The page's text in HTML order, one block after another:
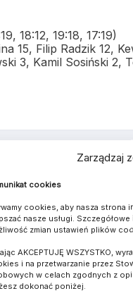
Zarządzaj
cookies
cookies, aby nasza strona
nasze usługi.
zmian ustawień plików
AKCEPTUJĘ WSZYSTKO,
i na przetwarzanie przez
w celach zgodnych z
dokonać poniżej.
18:12, 19:18, 17:19)
15, Filip Radzik 12,
3, Kamil Sosiński 2,
SHARE
RELACJE MECZOWE